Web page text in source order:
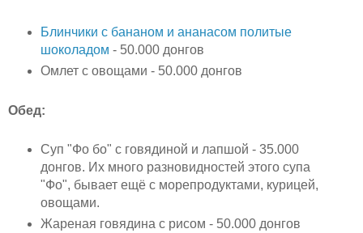
Блинчики с бананом и ананасом политые
шоколадом - 50.000 донгов
Омлет с овощами - 50.000 донгов
Обед:
Суп "Фо бо" с говядиной и лапшой - 35.000
донгов. Их много разновидностей этого супа
"Фо", бывает ещё с морепродуктами, курицей,
овощами.
Жареная говядина с рисом - 50.000 донгов